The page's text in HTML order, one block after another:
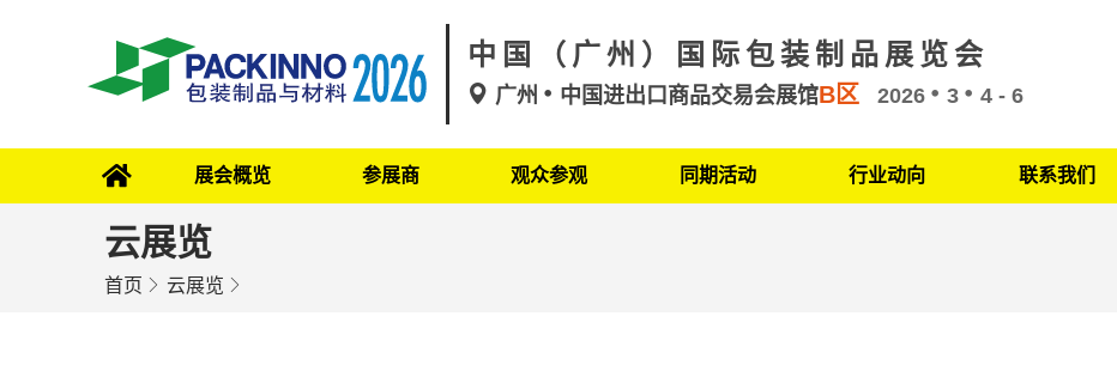
中国（广州）国际包装制品展览会
广州 中国进出口商品交易会展馆B区 2026 3 4 - 6
展会概览 参展商 观众参观 同期活动 行业动向 联系我们
云展览
首页 云展览